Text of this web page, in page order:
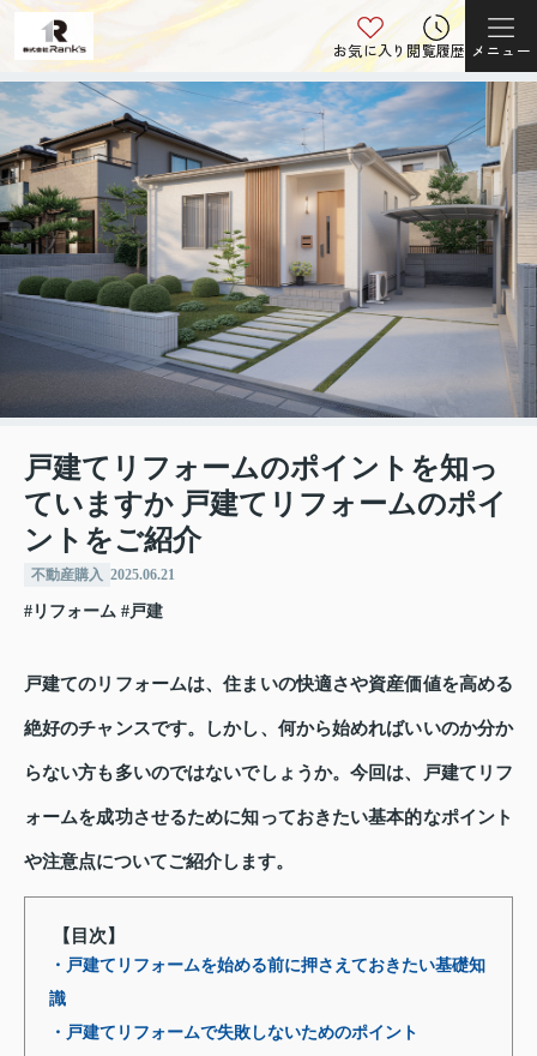
お気に入り閲覧履歴 メニュー
戸建てリフォームのポイントを知っ
ていますか 戸建てリフォームのポイ
ントをご紹介
不動産購入 2025.06.21
#リフォーム #戸建
戸建てのリフォームは、住まいの快適さや資産価値を高める
絶好のチャンスです。しかし、何から始めればいいのか分か
らない方も多いのではないでしょうか。今回は、戸建てリフ
ォームを成功させるために知っておきたい基本的なポイント
や注意点についてご紹介します。
【目次】
・戸建てリフォームを始める前に押さえておきたい基礎知
識
・戸建てリフォームで失敗しないためのポイント